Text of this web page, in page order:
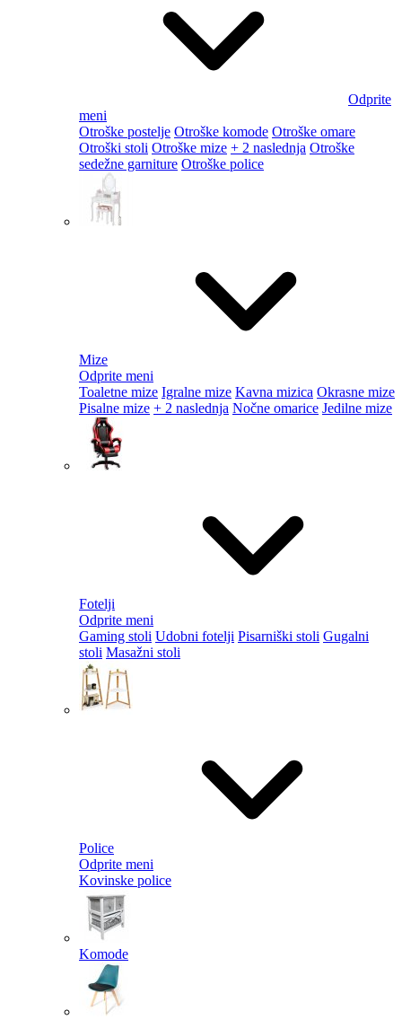
Odprite
meni
Otroške postelje Otroške komode Otroške omare
Otroški stoli Otroške mize + 2 naslednja Otroške
sedežne garniture Otroške police
Mize
Odprite meni
Toaletne mize Igralne mize Kavna mizica Okrasne mize
Pisalne mize + 2 naslednja Nočne omarice Jedilne mize
Fotelji
Odprite meni
Gaming stoli Udobni fotelji Pisarniški stoli Gugalni
stoli Masažni stoli
Police
Odprite meni
Kovinske police
Komode